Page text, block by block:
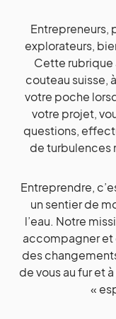
Entrepreneurs,
explorateurs,
Cette rubrique
couteau suisse,
votre poche
votre projet,
questions,
de turbulences
Entreprendre,
un sentier de
l’eau. Notre
accompagner et
des
de vous au fur et
«